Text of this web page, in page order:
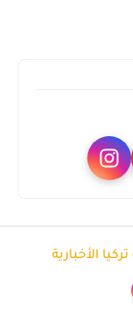
الأخبارية